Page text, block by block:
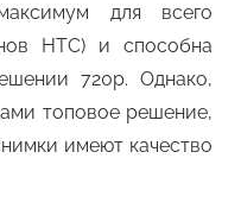
для всего
HTC) и способна
720p. Однако,
топовое решение,
имеют качество